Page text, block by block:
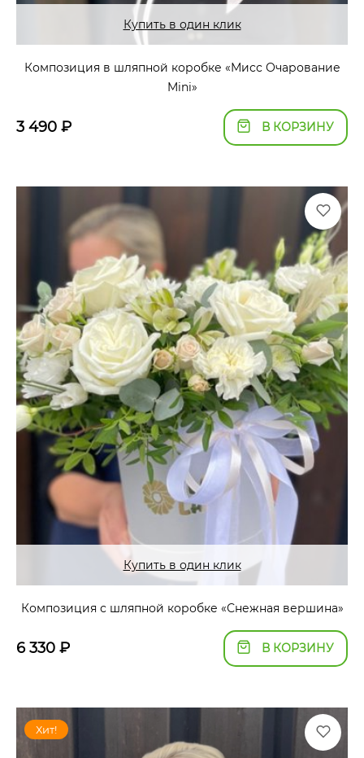
Купить в один клик
Композиция в шляпной коробке «Мисс Очарование
Mini»
3 490 ₽ В КОРЗИНУ
Купить в один клик
Композиция с шляпной коробке «Снежная вершина»
6 330 ₽ В КОРЗИНУ
Хит!